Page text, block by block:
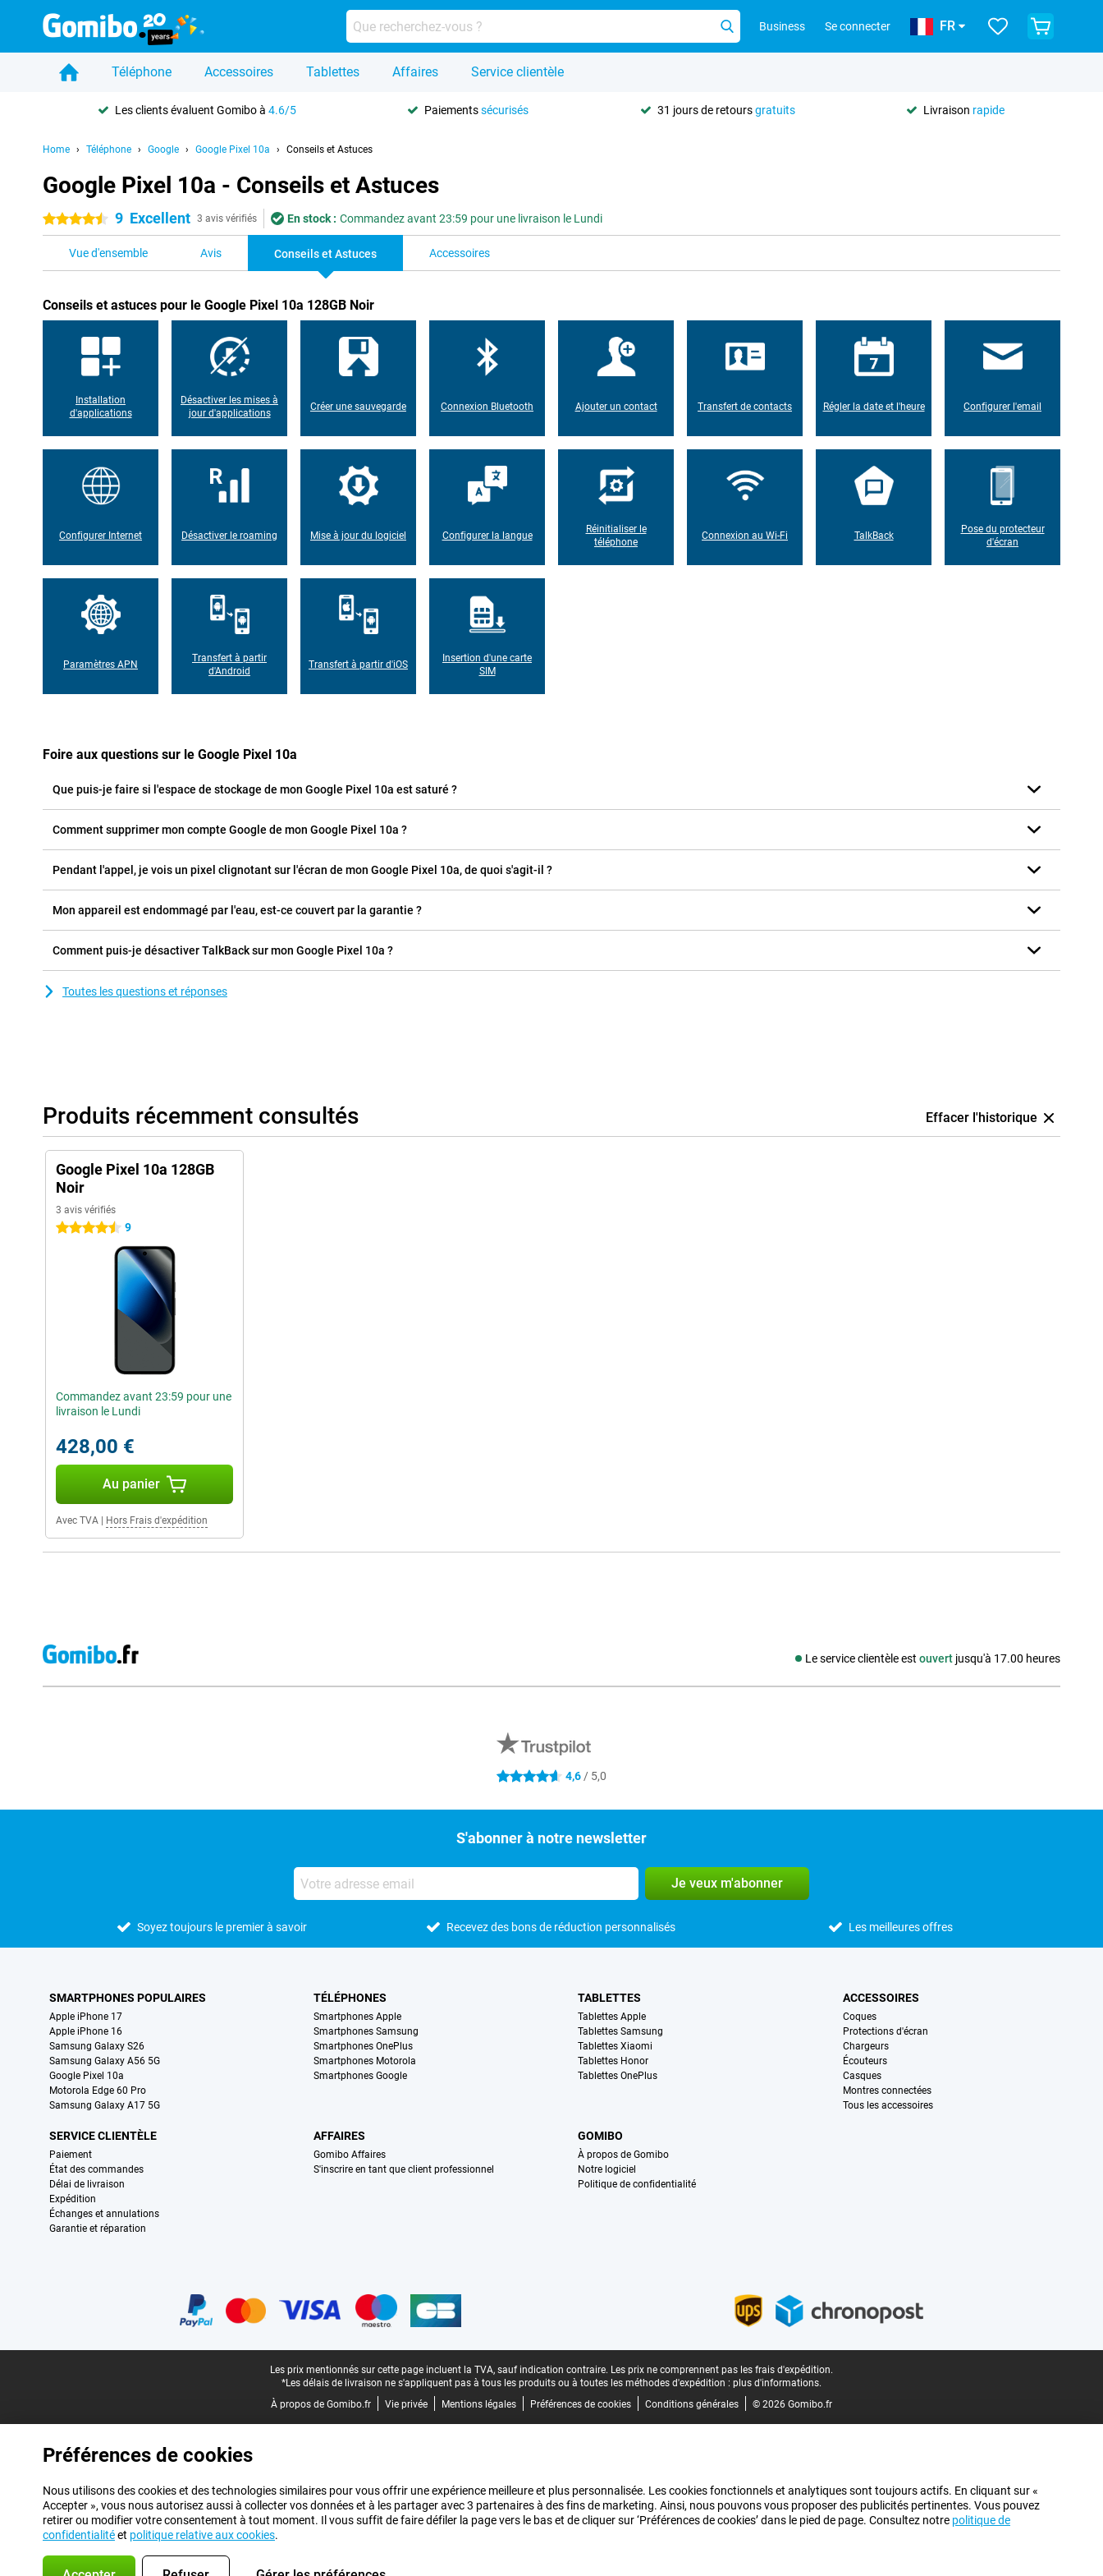
Business Se connecter FR
Téléphone Accessoires Tablettes Affaires Service clientèle
Les clients évaluent Gomibo à4.6/5 Paiementssécurisés 31 jours de retoursgratuits Livraison rapide
Home Téléphone Google Google Pixel 10a Conseils et Astuces
Google Pixel 10a - Conseils et Astuces
4.5 étoiles 9 Excellent 3 avis vérifiés En stock : Commandez avant 23:59 pour une livraison le Lundi
Vue d'ensemble Avis Conseils et Astuces Accessoires
Conseils et astuces pour le Google Pixel 10a 128GB Noir
Installation
d'applications
Désactiver les mises à
jour d'applications
Créer une sauvegarde Connexion Bluetooth Ajouter un contact Transfert de contacts Régler la date et l'heure Configurer l'email
Configurer Internet Désactiver le roaming Mise à jour du logiciel Configurer la langue
Réinitialiser le
téléphone
Connexion au Wi-Fi TalkBack
Pose du protecteur
d'écran
Paramètres APN
Transfert à partir
d'Android
Transfert à partir d'iOS
Insertion d'une carte
SIM
Foire aux questions sur le Google Pixel 10a
Que puis-je faire si l'espace de stockage de mon Google Pixel 10a est saturé ?
Comment supprimer mon compte Google de mon Google Pixel 10a ?
Pendant l'appel, je vois un pixel clignotant sur l'écran de mon Google Pixel 10a, de quoi s'agit-il ?
Mon appareil est endommagé par l'eau, est-ce couvert par la garantie ?
Comment puis-je désactiver TalkBack sur mon Google Pixel 10a ?
Toutes les questions et réponses
Produits récemment consultés Effacer l'historique
Google Pixel 10a 128GB
Noir
3 avis vérifiés
4.5 étoiles 9
Commandez avant 23:59 pour une
livraison le Lundi
428,00 €
Au panier
Avec TVA Hors Frais d'expédition
Le service clientèle est ouvert jusqu'à 17.00 heures
Média social
4.6 étoiles 4,6 / 5,0
S'abonner à notre newsletter
Je veux m'abonner
Soyez toujours le premier à savoir Recevez des bons de réduction personnalisés Les meilleures offres
SMARTPHONES POPULAIRES
Apple iPhone 17
Apple iPhone 16
Samsung Galaxy S26
Samsung Galaxy A56 5G
Google Pixel 10a
Motorola Edge 60 Pro
Samsung Galaxy A17 5G
TÉLÉPHONES
Smartphones Apple
Smartphones Samsung
Smartphones OnePlus
Smartphones Motorola
Smartphones Google
TABLETTES
Tablettes Apple
Tablettes Samsung
Tablettes Xiaomi
Tablettes Honor
Tablettes OnePlus
ACCESSOIRES
Coques
Protections d'écran
Chargeurs
Écouteurs
Casques
Montres connectées
Tous les accessoires
SERVICE CLIENTÈLE
Paiement
État des commandes
Délai de livraison
Expédition
Échanges et annulations
Garantie et réparation
AFFAIRES
Gomibo Affaires
S'inscrire en tant que client professionnel
GOMIBO
À propos de Gomibo
Notre logiciel
Politique de confidentialité
Les prix mentionnés sur cette page incluent la TVA, sauf indication contraire. Les prix ne comprennent pas les frais d'expédition.
*Les délais de livraison ne s'appliquent pas à tous les produits ou à toutes les méthodes d'expédition : plus d'informations.
À propos de Gomibo.fr
Vie privée Mentions légales Préférences de cookies Conditions générales © 2026 Gomibo.fr
Préférences de cookies
Nous utilisons des cookies et des technologies similaires pour vous offrir une expérience meilleure et plus personnalisée. Les cookies fonctionnels et analytiques sont toujours actifs. En cliquant sur «
Accepter », vous nous autorisez aussi à collecter vos données et à les partager avec 3 partenaires à des fins de marketing. Ainsi, nous pouvons vous proposer des publicités pertinentes. Vous pouvez
retirer ou modifier votre consentement à tout moment. Il vous suffit de faire défiler la page vers le bas et de cliquer sur ‘Préférences de cookies’ dans le pied de page. Consultez notre politique de
confidentialitéet politique relative aux cookies.